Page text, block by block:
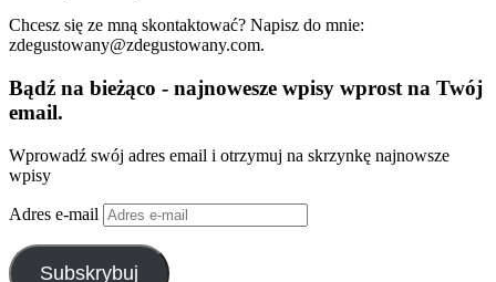
Chcesz się ze mną skontaktować? Napisz do mnie:
zdegustowany@zdegustowany.com.
Bądź na bieżąco - najnowesze wpisy wprost na Twój
email.
Wprowadź swój adres email i otrzymuj na skrzynkę najnowsze
wpisy
Adres e-mail
Subskrybuj